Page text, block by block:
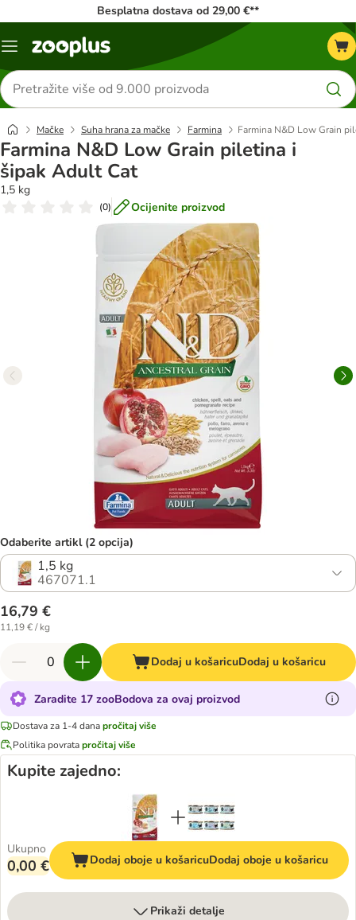
Besplatna dostava od 29,00 €**
Izbornik
Traži
proizvode
Mačke Suha hrana za mačke Farmina Farmina N&D Low Grain
Farmina N&D Low Grain piletina i
šipak Adult Cat
1,5 kg
(0) Ocijenite proizvod
Odaberite artikl (2 opcija)
1,5 kg
467071.1
16,79 €
11,19 € / kg
Dodaj u košaricuDodaj u košaricu
Zaradite 17 zooBodova za ovaj proizvod
Dostava za 1-4 danapročitaj više
Politika povratapročitaj više
Kupite zajedno:
Ukupno
0,00 € Dodaj oboje u košaricuDodaj oboje u košaricu
Prikaži detalje